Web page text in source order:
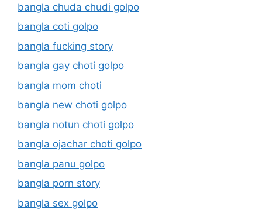
bangla chuda chudi golpo
bangla coti golpo
bangla fucking story
bangla gay choti golpo
bangla mom choti
bangla new choti golpo
bangla notun choti golpo
bangla ojachar choti golpo
bangla panu golpo
bangla porn story
bangla sex golpo